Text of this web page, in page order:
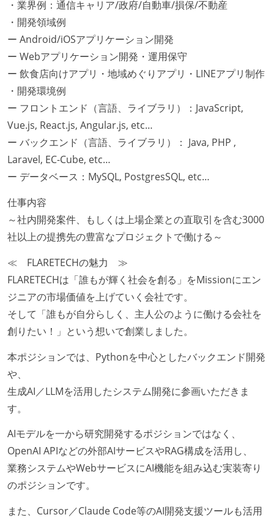
・業界例：通信キャリア/政府/自動車/損保/不動産
・開発領域例
ー Android/iOSアプリケーション開発
ー Webアプリケーション開発・運用保守
ー 飲食店向けアプリ・地域めぐりアプリ・LINEアプリ制作
・開発環境例
ー フロントエンド（言語、ライブラリ）：JavaScript,
Vue.js, React.js, Angular.js, etc…
ー バックエンド（言語、ライブラリ）： Java, PHP ,
Laravel, EC-Cube, etc…
ー データベース：MySQL, PostgresSQL, etc…
仕事内容
～社内開発案件、もしくは上場企業との直取引を含む3000
社以上の提携先の豊富なプロジェクトで働ける～
≪ FLARETECHの魅力 ≫
FLARETECHは「誰もが輝く社会を創る」をMissionにエン
ジニアの市場価値を上げていく会社です。
そして「誰もが自分らしく、主人公のように働ける会社を
創りたい！」という想いで創業しました。
本ポジションでは、Pythonを中心としたバックエンド開発
や、
生成AI／LLMを活用したシステム開発に参画いただきま
す。
AIモデルを一から研究開発するポジションではなく、
OpenAI APIなどの外部AIサービスやRAG構成を活用し、
業務システムやWebサービスにAI機能を組み込む実装寄り
のポジションです。
また、Cursor／Claude Code等のAI開発支援ツールも活用